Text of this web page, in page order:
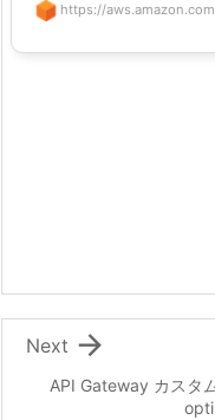
https://
API Gateway カスタ

Next